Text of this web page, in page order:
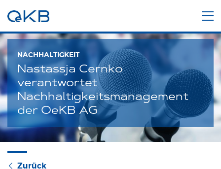
NACHHALTIGKEIT
Nastassja Cernko
verantwortet
Nachhaltigkeitsmanagement
der OeKB AG
Zurück